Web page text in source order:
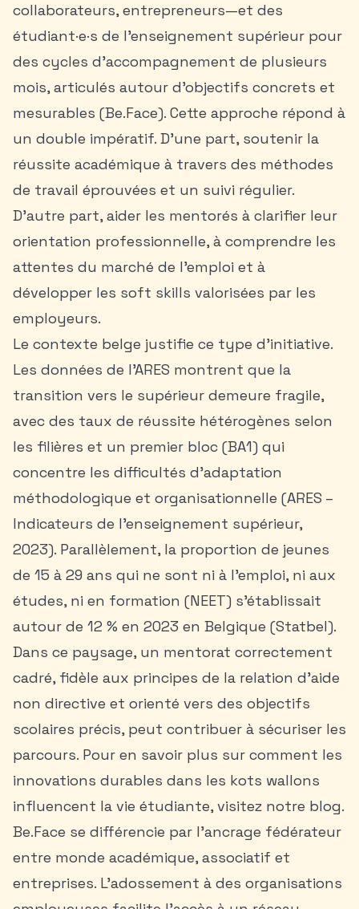
collaborateurs, entrepreneurs—et des
étudiant·e·s de l’enseignement supérieur pour
des cycles d’accompagnement de plusieurs
mois, articulés autour d’objectifs concrets et
mesurables (Be.Face). Cette approche répond à
un double impératif. D’une part, soutenir la
réussite académique à travers des méthodes
de travail éprouvées et un suivi régulier.
D’autre part, aider les mentorés à clarifier leur
orientation professionnelle, à comprendre les
attentes du marché de l’emploi et à
développer les soft skills valorisées par les
employeurs.
Le contexte belge justifie ce type d’initiative.
Les données de l’ARES montrent que la
transition vers le supérieur demeure fragile,
avec des taux de réussite hétérogènes selon
les filières et un premier bloc (BA1) qui
concentre les difficultés d’adaptation
méthodologique et organisationnelle (ARES –
Indicateurs de l’enseignement supérieur,
2023). Parallèlement, la proportion de jeunes
de 15 à 29 ans qui ne sont ni à l’emploi, ni aux
études, ni en formation (NEET) s’établissait
autour de 12 % en 2023 en Belgique (Statbel).
Dans ce paysage, un mentorat correctement
cadré, fidèle aux principes de la relation d’aide
non directive et orienté vers des objectifs
scolaires précis, peut contribuer à sécuriser les
parcours. Pour en savoir plus sur comment les
innovations durables dans les kots wallons
influencent la vie étudiante, visitez notre blog.
Be.Face se différencie par l’ancrage fédérateur
entre monde académique, associatif et
entreprises. L’adossement à des organisations